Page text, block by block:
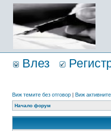
Влез
Виж темите без отговор | Виж
Начало форум